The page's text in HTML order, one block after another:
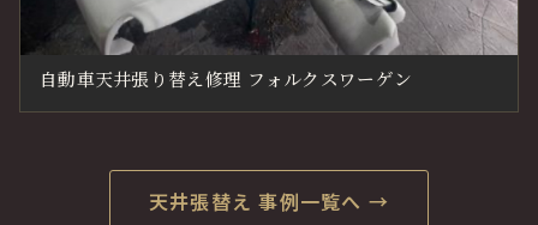
自動車天井張り替え修理 フォルクスワーゲン
天井張替え 事例一覧へ →